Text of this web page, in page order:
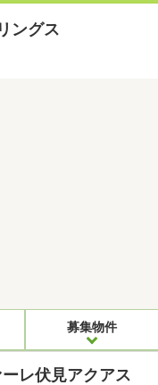
ングス
募集物件
レ伏見アクアス